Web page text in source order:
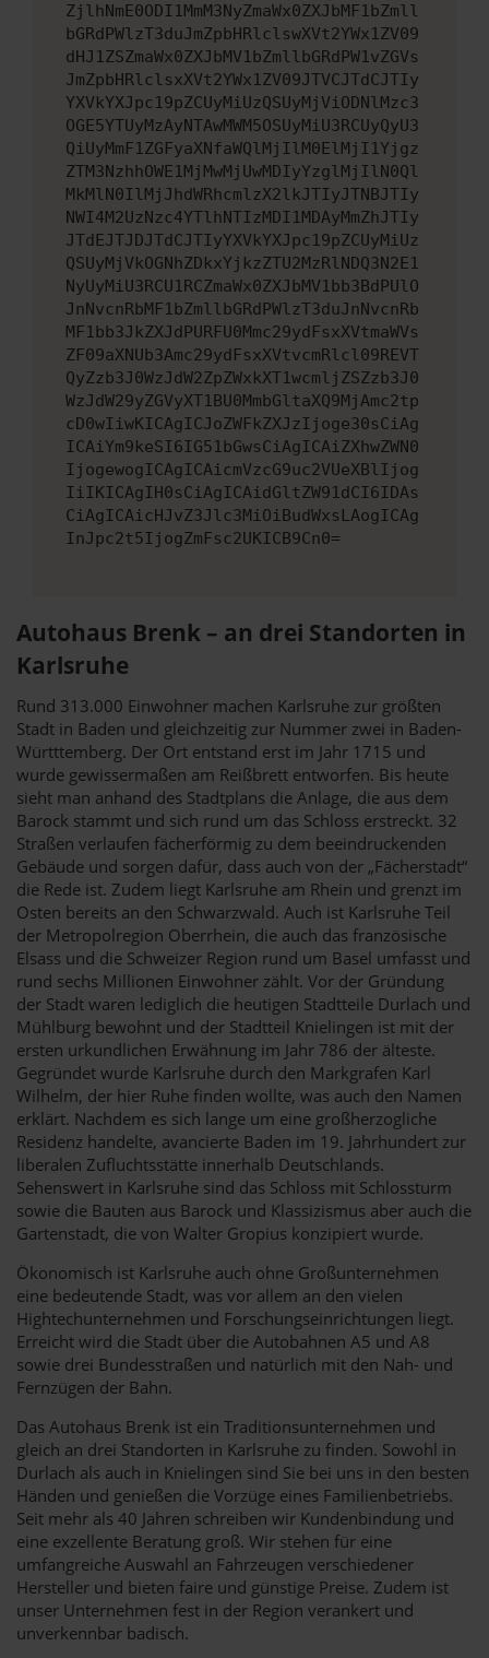
ZjlhNmE0ODI1MmM3NyZmaWx0ZXJbMF1bZmll
bGRdPWlzT3duJmZpbHRlclswXVt2YWx1ZV09
dHJ1ZSZmaWx0ZXJbMV1bZmllbGRdPW1vZGVs
JmZpbHRlclsxXVt2YWx1ZV09JTVCJTdCJTIy
YXVkYXJpc19pZCUyMiUzQSUyMjViODNlMzc3
OGE5YTUyMzAyNTAwMWM5OSUyMiU3RCUyQyU3
QiUyMmF1ZGFyaXNfaWQlMjIlM0ElMjI1Yjgz
ZTM3NzhhOWE1MjMwMjUwMDIyYzglMjIlN0Ql
MkMlN0IlMjJhdWRhcmlzX2lkJTIyJTNBJTIy
NWI4M2UzNzc4YTlhNTIzMDI1MDAyMmZhJTIy
JTdEJTJDJTdCJTIyYXVkYXJpc19pZCUyMiUz
QSUyMjVkOGNhZDkxYjkzZTU2MzRlNDQ3N2E1
NyUyMiU3RCU1RCZmaWx0ZXJbMV1bb3BdPUlO
JnNvcnRbMF1bZmllbGRdPWlzT3duJnNvcnRb
MF1bb3JkZXJdPURFU0Mmc29ydFsxXVtmaWVs
ZF09aXNUb3Amc29ydFsxXVtvcmRlcl09REVT
QyZzb3J0WzJdW2ZpZWxkXT1wcmljZSZzb3J0
WzJdW29yZGVyXT1BU0MmbGltaXQ9MjAmc2tp
cD0wIiwKICAgICJoZWFkZXJzIjoge30sCiAg
ICAiYm9keSI6IG51bGwsCiAgICAiZXhwZWN0
IjogewogICAgICAicmVzcG9uc2VUeXBlIjog
IiIKICAgIH0sCiAgICAidGltZW91dCI6IDAs
CiAgICAicHJvZ3Jlc3MiOiBudWxsLAogICAg
InJpc2t5IjogZmFsc2UKICB9Cn0=
Autohaus Brenk – an drei Standorten in
Karlsruhe
Rund 313.000 Einwohner machen Karlsruhe zur größten
Stadt in Baden und gleichzeitig zur Nummer zwei in Baden-
Württtemberg. Der Ort entstand erst im Jahr 1715 und
wurde gewissermaßen am Reißbrett entworfen. Bis heute
sieht man anhand des Stadtplans die Anlage, die aus dem
Barock stammt und sich rund um das Schloss erstreckt. 32
Straßen verlaufen fächerförmig zu dem beeindruckenden
Gebäude und sorgen dafür, dass auch von der „Fächerstadt“
die Rede ist. Zudem liegt Karlsruhe am Rhein und grenzt im
Osten bereits an den Schwarzwald. Auch ist Karlsruhe Teil
der Metropolregion Oberrhein, die auch das französische
Elsass und die Schweizer Region rund um Basel umfasst und
rund sechs Millionen Einwohner zählt. Vor der Gründung
der Stadt waren lediglich die heutigen Stadtteile Durlach und
Mühlburg bewohnt und der Stadtteil Knielingen ist mit der
ersten urkundlichen Erwähnung im Jahr 786 der älteste.
Gegründet wurde Karlsruhe durch den Markgrafen Karl
Wilhelm, der hier Ruhe finden wollte, was auch den Namen
erklärt. Nachdem es sich lange um eine großherzogliche
Residenz handelte, avancierte Baden im 19. Jahrhundert zur
liberalen Zufluchtsstätte innerhalb Deutschlands.
Sehenswert in Karlsruhe sind das Schloss mit Schlossturm
sowie die Bauten aus Barock und Klassizismus aber auch die
Gartenstadt, die von Walter Gropius konzipiert wurde.
Ökonomisch ist Karlsruhe auch ohne Großunternehmen
eine bedeutende Stadt, was vor allem an den vielen
Hightechunternehmen und Forschungseinrichtungen liegt.
Erreicht wird die Stadt über die Autobahnen A5 und A8
sowie drei Bundesstraßen und natürlich mit den Nah- und
Fernzügen der Bahn.
Das Autohaus Brenk ist ein Traditionsunternehmen und
gleich an drei Standorten in Karlsruhe zu finden. Sowohl in
Durlach als auch in Knielingen sind Sie bei uns in den besten
Händen und genießen die Vorzüge eines Familienbetriebs.
Seit mehr als 40 Jahren schreiben wir Kundenbindung und
eine exzellente Beratung groß. Wir stehen für eine
umfangreiche Auswahl an Fahrzeugen verschiedener
Hersteller und bieten faire und günstige Preise. Zudem ist
unser Unternehmen fest in der Region verankert und
unverkennbar badisch.